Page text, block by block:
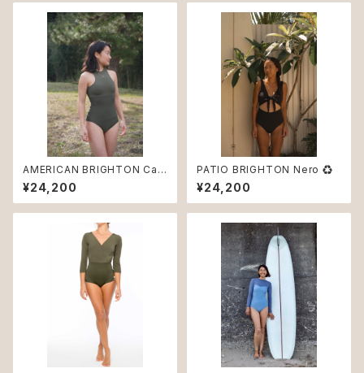
AMERICAN BRIGHTON Cac
hi
¥24,200
PATIO BRIGHTON Nero ♻︎
¥24,200